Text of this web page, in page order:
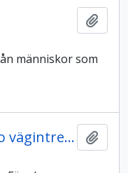
människor som
Bjuråkers socken: Fönebo vägintressenters arkiv